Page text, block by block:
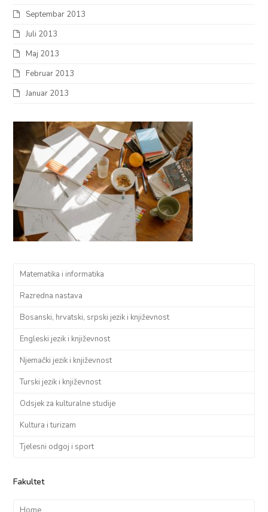
Septembar 2013
Juli 2013
Maj 2013
Februar 2013
Januar 2013
Matematika i informatika
Razredna nastava
Bosanski, hrvatski, srpski jezik i književnost
Engleski jezik i književnost
Njemački jezik i književnost
Turski jezik i književnost
Odsjek za kulturalne studije
Kultura i turizam
Tjelesni odgoj i sport
Fakultet